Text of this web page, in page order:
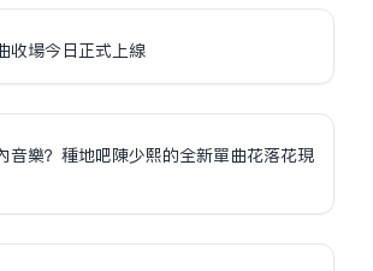
收場今日正式上線
音樂？種地吧陳少熙的全新單曲花落花現